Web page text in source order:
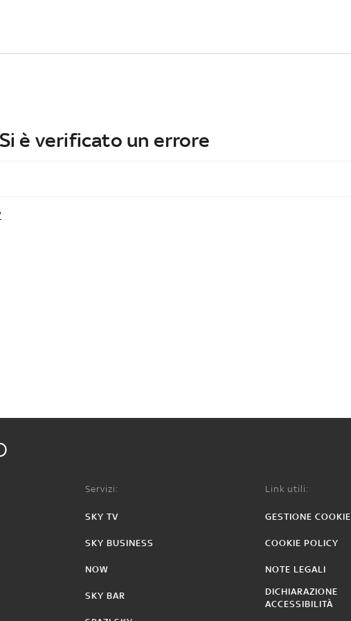
è verificato un errore
Servizi:
SKY TV
SKY BUSINESS
NOW
SKY BAR
Link utili:
GESTIONE COOKIE
COOKIE POLICY
NOTE LEGALI
DICHIARAZIONE
ACCESSIBILITÀ